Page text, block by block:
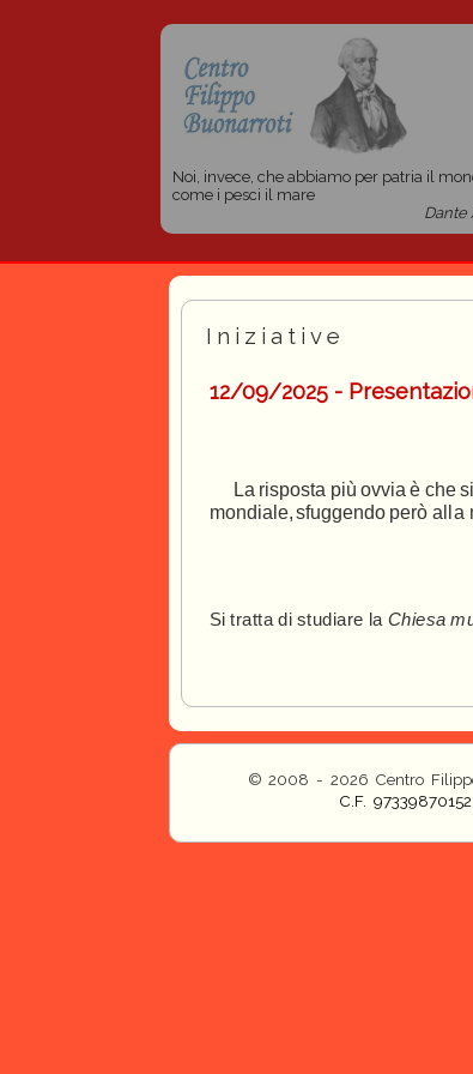
Noi, invece, che abbiamo per patria il
come i pesci il mare
Dante
Iniziative
12/09/2025 -
La risposta più ovvia è che si
mondiale, sfuggendo peròall a
Sitrattad istudiare la Chiesa
© 2008 - 2026 Centro
C.F. 97339870152